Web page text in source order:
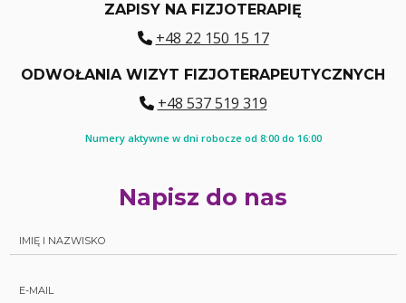
ZAPISY NA FIZJOTERAPIĘ
+48 22 150 15 17
ODWOŁANIA WIZYT FIZJOTERAPEUTYCZNYCH
+48 537 519 319
Numery aktywne w dni robocze od 8:00 do 16:00
Napisz do nas